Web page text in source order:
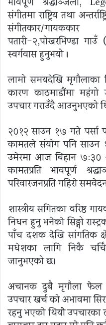
संगीतमा राष्ट्रिय तथा
संगीतकार/
पतारी-२,पोखरभिण्डा
स्वर्गवास हुनुभयो ।
लामो समयदेखि मृगौलाका
कारण काठमाडौंमा
उपचार गराउँदै आउनुभएको
२०१२ साउन १७ गते पर्सा
कामतले संयोग पनि साउन
उमेरमा आज बिहान ७:३०
कामतप्रति भावपूर्ण
परिवारजनप्रति गहिरो
शास्त्रीय सगितका
निधन हुनु भनेकाे सिङ्गो
पाँच दशक देखि सांगतिक
मधेशका लागि निकै
जानुभएको छ।
अचानक दुबै मृगौला फेल
उपचार खर्च को अभावमा
रहनु भएको थियोे उपचारका